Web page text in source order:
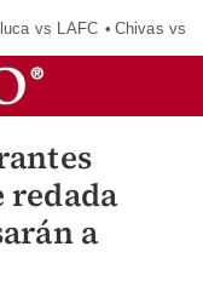
vs LAFC Chivas vs
redada
a